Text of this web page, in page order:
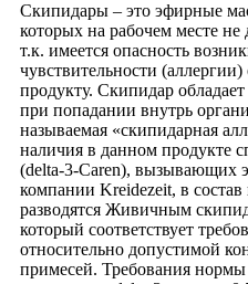
Скипидары – это эфирные
которых на рабочем месте
т.к. имеется опасность
чувствительности
продукту. Скипидар
при попадании внутрь
называемая «скипидарная
наличия в данном продукте
(delta-3-Caren), вызывающих
компании Kreidezeit, в
разводятся Живичным
который соответствует
относительно допустимой
примесей. Требования